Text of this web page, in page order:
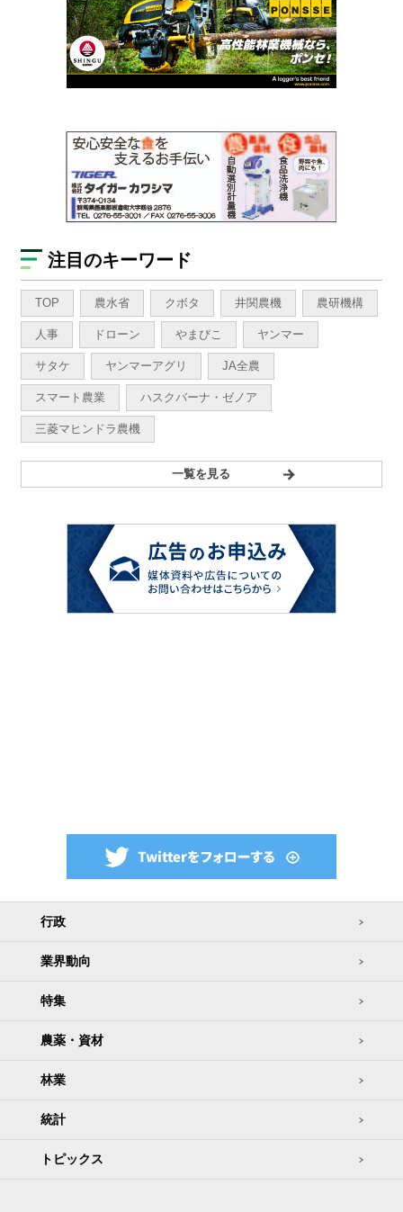
注目のキーワード
TOP 農水省 クボタ 井関農機 農研機構
人事 ドローン やまびこ ヤンマー
サタケ ヤンマーアグリ JA全農
スマート農業 ハスクバーナ・ゼノア
三菱マヒンドラ農機
一覧を見る
行政
業界動向
特集
農薬・資材
林業
統計
トピックス